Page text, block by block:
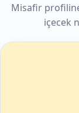
Misafir
içecek